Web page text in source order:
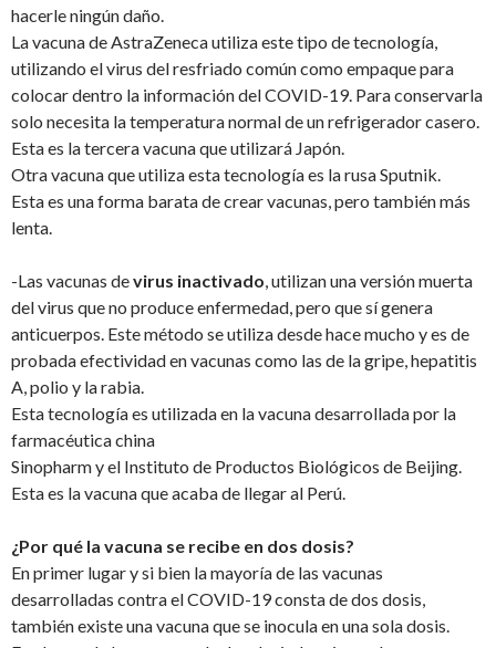
hacerle ningún daño.
La vacuna de AstraZeneca utiliza este tipo de tecnología,
utilizando el virus del resfriado común como empaque para
colocar dentro la información del COVID-19. Para conservarla
solo necesita la temperatura normal de un refrigerador casero.
Esta es la tercera vacuna que utilizará Japón.
Otra vacuna que utiliza esta tecnología es la rusa Sputnik.
Esta es una forma barata de crear vacunas, pero también más
lenta.
-Las vacunas devirus inactivado , utilizan una versión muerta
del virus que no produce enfermedad, pero que sí genera
anticuerpos. Este método se utiliza desde hace mucho y es de
probada efectividad en vacunas como las de la gripe, hepatitis
A, polio y la rabia.
Esta tecnología es utilizada en la vacuna desarrollada por la
farmacéutica china
Sinopharm y el Instituto de Productos Biológicos de Beijing.
Esta es la vacuna que acaba de llegar al Perú.
¿Por qué la vacuna se recibe en dos dosis?
En primer lugar y si bien la mayoría de las vacunas
desarrolladas contra el COVID-19 consta de dos dosis,
también existe una vacuna que se inocula en una sola dosis.